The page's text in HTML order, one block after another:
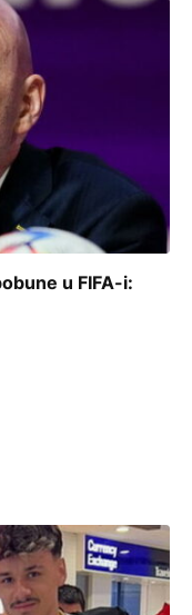
u FIFA-i: